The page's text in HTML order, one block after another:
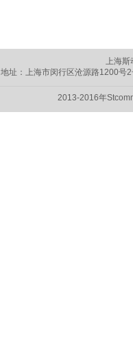
上海斯
地址：上海市闵行区沧源路1200号
2013-2016年